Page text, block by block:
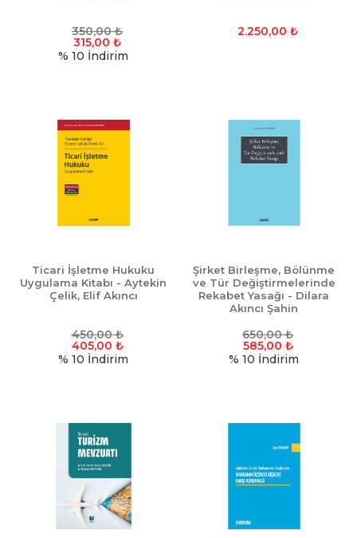
350,00₺
315,00 ₺
% 10 İndirim
2.250,00 ₺
Ticari İşletme Hukuku
Uygulama Kitabı - Aytekin
Çelik, Elif Akıncı
450,00₺
405,00 ₺
% 10 İndirim
Şirket Birleşme, Bölünme
ve Tür Değiştirmelerinde
Rekabet Yasağı - Dilara
Akıncı Şahin
650,00₺
585,00 ₺
% 10 İndirim